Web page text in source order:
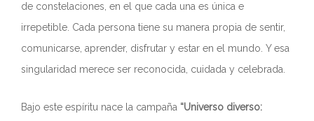
ÁREA PRIVADA
de constelaciones, en el que cada una es única e
irrepetible. Cada persona tiene su manera propia de sentir,
comunicarse, aprender, disfrutar y estar en el mundo. Y esa
singularidad merece ser reconocida, cuidada y celebrada.
Bajo este espíritu nace la campaña “Universo diverso: